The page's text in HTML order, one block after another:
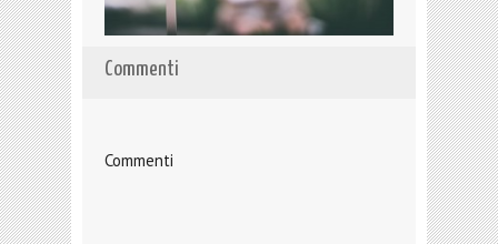
Commenti
Commenti